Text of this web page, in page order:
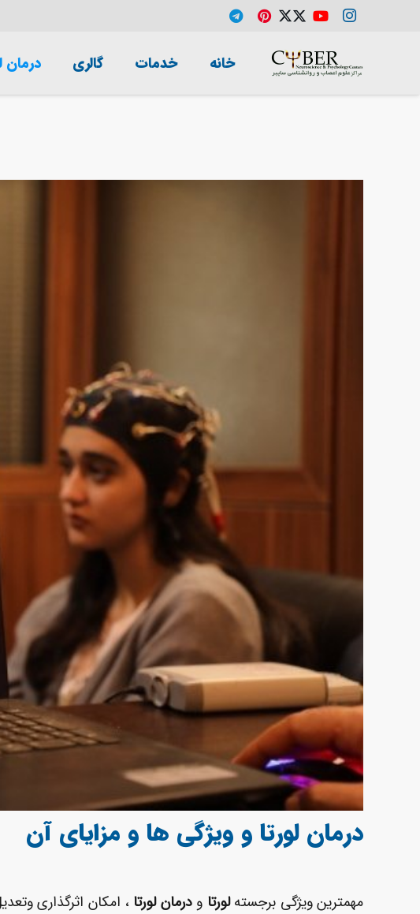
خانه خدمات گالری درمان
درمان لورتا و ویژگی ها و مزایای آن
مهمترین ویژگی برجستهلورتا ودرمان لورتا ، امکان اثرگذاری